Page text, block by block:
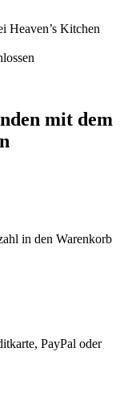
Heaven’s Kitchen
mit dem
in den Warenkorb
PayPal oder